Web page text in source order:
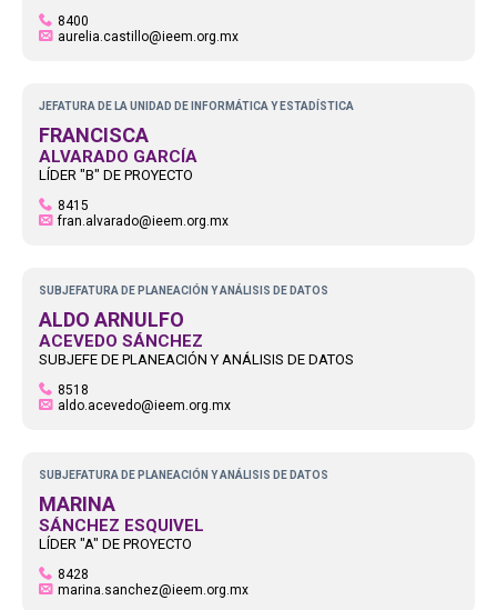
8400
aurelia.castillo@ieem.org.mx
JEFATURA DE LA UNIDAD DE INFORMÁTICA Y ESTADÍSTICA
FRANCISCA
ALVARADO GARCÍA
LÍDER "B" DE PROYECTO
8415
fran.alvarado@ieem.org.mx
SUBJEFATURA DE PLANEACIÓN Y ANÁLISIS DE DATOS
ALDO ARNULFO
ACEVEDO SÁNCHEZ
SUBJEFE DE PLANEACIÓN Y ANÁLISIS DE DATOS
8518
aldo.acevedo@ieem.org.mx
SUBJEFATURA DE PLANEACIÓN Y ANÁLISIS DE DATOS
MARINA
SÁNCHEZ ESQUIVEL
LÍDER "A" DE PROYECTO
8428
marina.sanchez@ieem.org.mx